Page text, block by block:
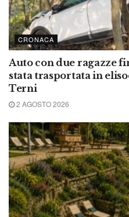
CRONACA
Auto con due ragazze
stata trasportata in
Terni
2 AGOSTO 2026